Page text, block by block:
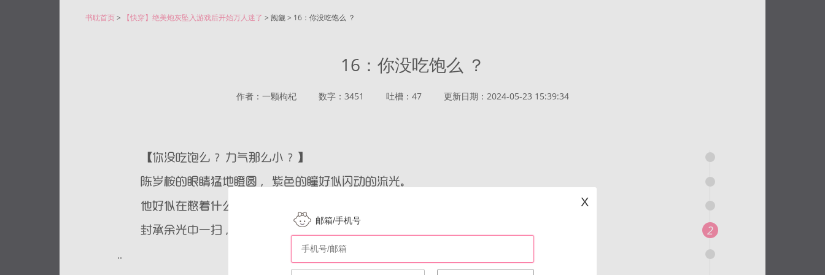
书耽首页> 【快穿】绝美炮灰坠入游戏后开始万人迷了 > 觊觎 > 16：你没吃饱么 ？
16：你没吃饱么 ？
作者：一颗枸杞 数字：3451 吐槽：47 更新日期：2024-05-23 15:39:34
2
邮箱/手机号
X